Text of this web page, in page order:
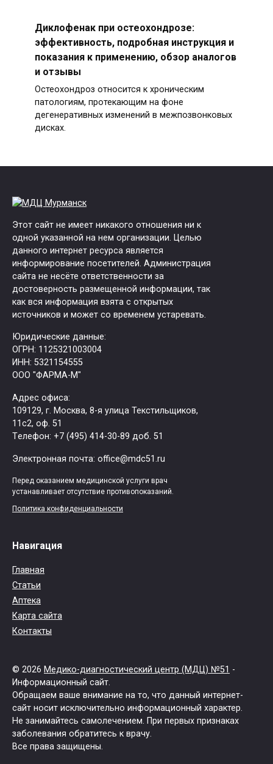
Диклофенак при остеохондрозе:
эффективность, подробная инструкция и
показания к применению, обзор аналогов
и отзывы
Остеохондроз относится к хроническим
патологиям, протекающим на фоне
дегенеративных изменений в межпозвонковых
дисках.
Этот сайт не имеет никакого отношения ни к
одной указанной на нем организации. Целью
данного интернет ресурса является
информирование посетителей. Администрация
сайта не несёте ответственности за
достоверность размещенной информации, так
как вся информация взята с открытых
источников и может со временем устаревать.
Юридические данные:
ОГРН: 1125321003004
ИНН: 5321154555
ООО "ФАРМА-М"
Адрес офиса:
109129, г. Москва, ​8-я улица Текстильщиков,
11с2, оф. 51
Tелефон: +7 (495) 414-30-89 доб. 51
Электронная почта: office@mdc51.ru
Перед оказанием медицинской услуги врач
устанавливает отсутствие противопоказаний.
Политика конфиденциальности
Навигация
Главная
Статьи
Аптека
Карта сайта
Контакты
© 2026 Медико-диагностический центр (МДЦ) №51 -
Информационный сайт.
Обращаем ваше внимание на то, что данный интернет-
сайт носит исключительно информационный характер.
Не занимайтесь самолечением. При первых признаках
заболевания обратитесь к врачу.
Все права защищены.